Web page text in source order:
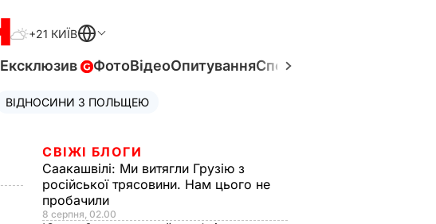
+21 КИЇВ
Ексклюзив ФотоВідеоОпитуванняСпецпроєкти
ВІДНОСИНИ З ПОЛЬЩЕЮ
СВІЖІ БЛОГИ
Саакашвілі: Ми витягли Грузію з
російської трясовини. Нам цього не
пробачили
8 серпня, 02.00